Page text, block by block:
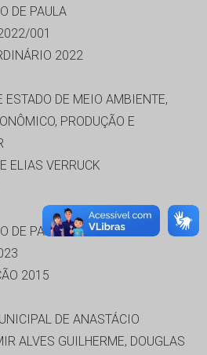
DE PAULA
001
2022
ESTADO DE MEIO AMBIENTE,
PRODUÇÃO E
ELIAS VERRUCK
DE PAULA
2015
DE ANASTÁCIO
ALVES GUILHERME, DOUGLAS